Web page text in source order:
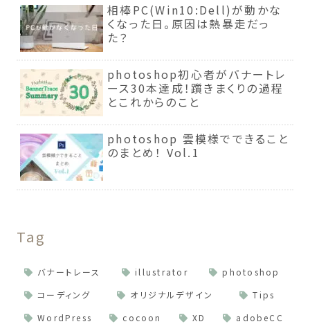
相棒PC(Win10:Dell)が動かな
くなった日。原因は熱暴走だっ
た？
photoshop初心者がバナートレ
ース30本達成！躓きまくりの過程
とこれからのこと
photoshop 雲模様でできること
のまとめ！ Vol.1
Tag
バナートレース illustrator
photoshop
コーディング
オリジナルデザイン
Tips
WordPress
cocoon XD
adobeCC